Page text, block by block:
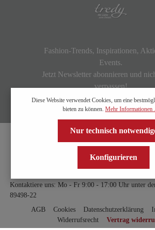
Fashion-Trends, Inspirationen,
Events.
Jetzt Newsletter abonnieren und
verpassen!
Kontaktiere uns: Mo - Fr 9:00 - 17:00 Uhr unter
89498-22
AGB
Cookies Datenschutzerklärung
Widerrufsrecht
Vertrag
Diese Website verwendet Cookies, um eine
bieten zu können. Mehr Informationen
Nur technisch
Konfigurieren